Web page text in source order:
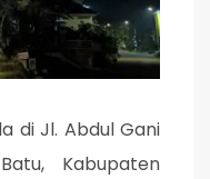
di Jl. Abdul Gani
Kabupaten